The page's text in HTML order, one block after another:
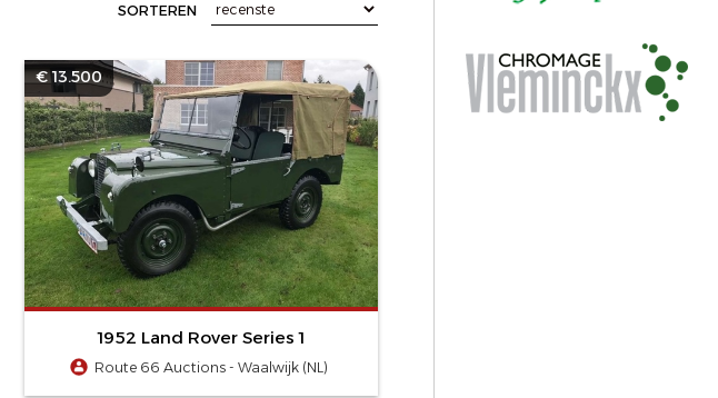
SORTEREN
€ 13.500
1952 Land Rover Series 1
Route 66 Auctions - Waalwijk (NL)